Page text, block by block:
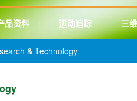
品资料 运动追踪 三
& Technology